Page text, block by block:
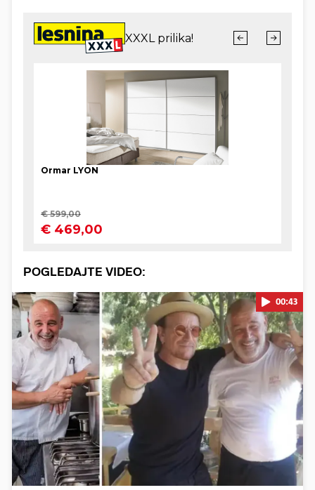
POGLEDAJTE VIDEO:
Pokretanje videa...
00:43